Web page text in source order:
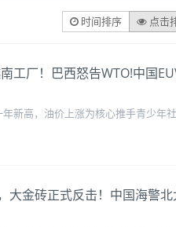
时间排序 点击
厂！巴西怒告WTO!中国
新高，油价上涨为核心推手青少年
金砖正式反击！中国海警